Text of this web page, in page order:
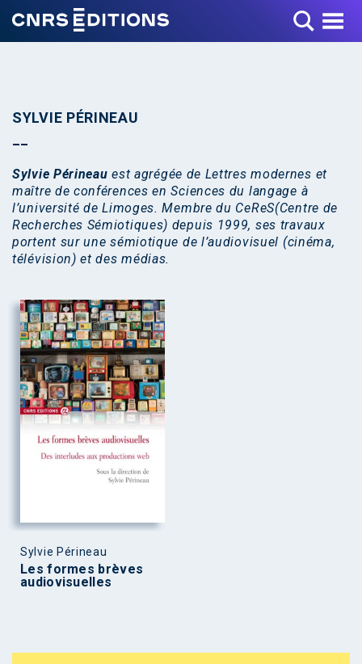
Toggle Menu
SYLVIE PÉRINEAU
Sylvie Périneau est agrégée de Lettres modernes et
maître de conférences en Sciences du langage à
l’université de Limoges. Membre du CeReS(Centre de
Recherches Sémiotiques) depuis 1999, ses travaux
portent sur une sémiotique de l’audiovisuel (cinéma,
télévision) et des médias.
Sylvie Périneau
Les formes brèves
audiovisuelles